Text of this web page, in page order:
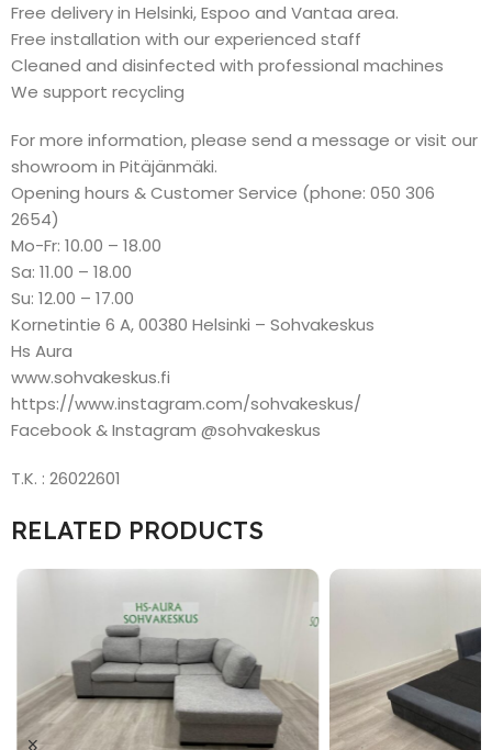
Free delivery in Helsinki, Espoo and Vantaa area.
Free installation with our experienced staff
Cleaned and disinfected with professional machines
We support recycling
For more information, please send a message or visit our
showroom in Pitäjänmäki.
Opening hours & Customer Service (phone: 050 306
2654)
Mo-Fr: 10.00 – 18.00
Sa: 11.00 – 18.00
Su: 12.00 – 17.00
Kornetintie 6 A, 00380 Helsinki – Sohvakeskus
Hs Aura
www.sohvakeskus.fi
https://www.instagram.com/sohvakeskus/
Facebook & Instagram @sohvakeskus
T.K. : 26022601
RELATED PRODUCTS